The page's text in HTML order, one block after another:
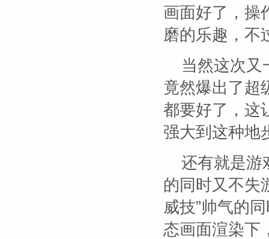
画面好了，操
磨的乐趣，不
当然这次又
竟然爆出了超
都要好了，这
强大到这种地
还有就是游
的同时又不失
威技”帅气的
态画面渲染下